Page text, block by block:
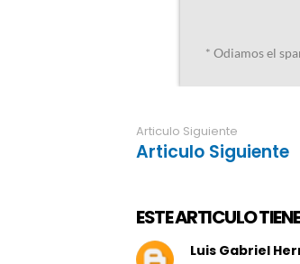
Articulo Siguiente
Articulo Siguiente
ESTE ARTICULO TIENE
Luis Gabriel